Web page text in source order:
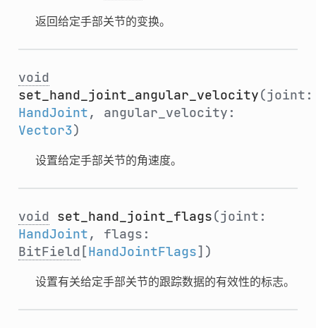
返回给定手部关节的变换。
void
set_hand_joint_angular_velocity(joint:
HandJoint, angular_velocity:
Vector3)
设置给定手部关节的角速度。
void set_hand_joint_flags(joint:
HandJoint, flags:
BitField [HandJointFlags])
设置有关给定手部关节的跟踪数据的有效性的标志。